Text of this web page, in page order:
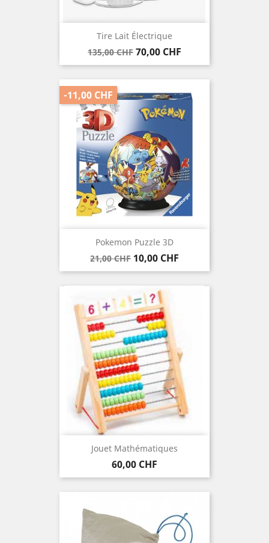
Tire Lait Électrique
Verkaufspreis
135,00 CHF Preis
70,00 CHF
Pokemon Puzzle 3D
Verkaufspreis
21,00 CHF Preis
10,00 CHF
-11,00 CHF
Jouet Mathématiques
Preis
60,00 CHF